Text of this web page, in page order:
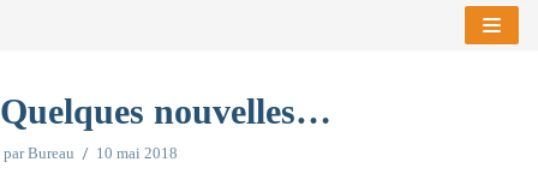
contenu
Quelques nouvelles…
parBureau 10 mai 2018